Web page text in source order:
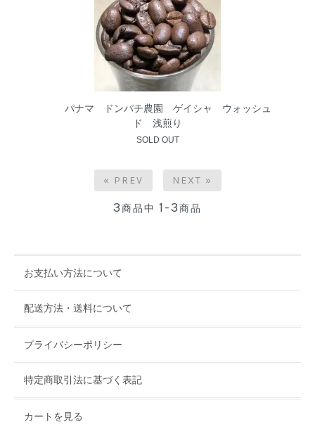
パナマ ドンパチ農園 ゲイシャ ウォッシュ
ド 浅煎り
SOLD OUT
« PREV NEXT »
3商品中 1-3商品
お支払い方法について
配送方法・送料について
プライバシーポリシー
特定商取引法に基づく表記
カートを見る